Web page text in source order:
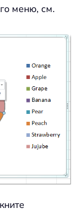
меню, см.